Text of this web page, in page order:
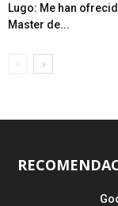
Lugo: Me han
Master de...